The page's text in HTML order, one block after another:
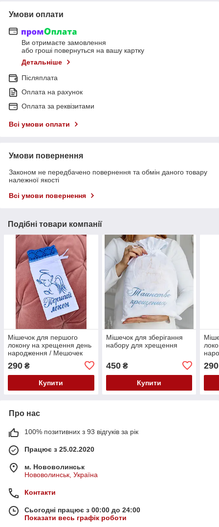
Умови оплати
Ви отримаєте замовлення
або гроші повернуться на вашу картку
Детальніше
Післяплата
Оплата на рахунок
Оплата за реквізитами
Всі умови оплати
Умови повернення
Законом не передбачено повернення та обмін даного товару
належної якості
Всі умови повернення
Подібні товари компанії
Мішечок для першого
локону на хрещення день
народження / Мешочек
крещение
290 ₴
Купити
Мішечок для зберігання
набору для хрещення
450₴
Купити
290
Про нас
100% позитивних з 93 відгуків за рік
Працює з 25.02.2020
м. Нововолинськ
Нововолинськ, Україна
Контакти
Сьогодні працює з 00:00 до 24:00
Показати весь графік роботи